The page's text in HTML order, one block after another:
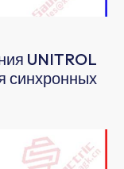
UNITROL
синхронных